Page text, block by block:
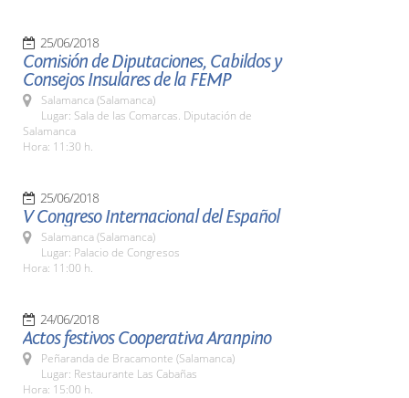
25/06/2018
Comisión de Diputaciones, Cabildos y
Consejos Insulares de la FEMP
Salamanca (Salamanca)
Lugar: Sala de las Comarcas. Diputación de
Salamanca
Hora: 11:30 h.
25/06/2018
V Congreso Internacional del Español
Salamanca (Salamanca)
Lugar: Palacio de Congresos
Hora: 11:00 h.
24/06/2018
Actos festivos Cooperativa Aranpino
Peñaranda de Bracamonte (Salamanca)
Lugar: Restaurante Las Cabañas
Hora: 15:00 h.